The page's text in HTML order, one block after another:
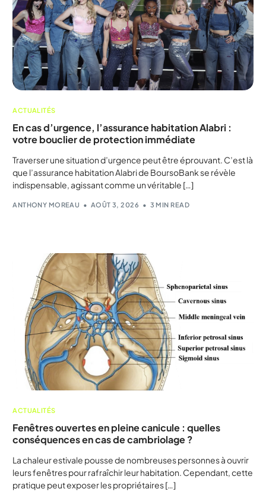
ACTUALITÉS
En cas d’urgence, l’assurance habitation Alabri :
votre bouclier de protection immédiate
Traverser une situation d’urgence peut être éprouvant. C’est là
que l’assurance habitation Alabri de BoursoBank se révèle
indispensable, agissant comme un véritable […]
ANTHONY MOREAU AOÛT 3, 2026 3 MIN READ
ACTUALITÉS
Fenêtres ouvertes en pleine canicule : quelles
conséquences en cas de cambriolage ?
La chaleur estivale pousse de nombreuses personnes à ouvrir
leurs fenêtres pour rafraîchir leur habitation. Cependant, cette
pratique peut exposer les propriétaires […]